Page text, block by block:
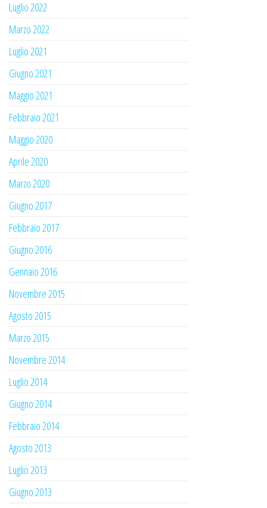
Luglio 2022
Marzo 2022
Luglio 2021
Giugno 2021
Maggio 2021
Febbraio 2021
Maggio 2020
Aprile 2020
Marzo 2020
Giugno 2017
Febbraio 2017
Giugno 2016
Gennaio 2016
Novembre 2015
Agosto 2015
Marzo 2015
Novembre 2014
Luglio 2014
Giugno 2014
Febbraio 2014
Agosto 2013
Luglio 2013
Giugno 2013